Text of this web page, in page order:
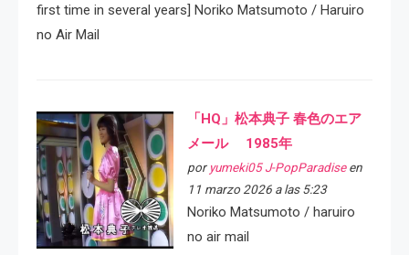
first time in several years] Noriko Matsumoto / Haruiro
no Air Mail
「HQ」松本典子 春色のエア
メール 1985年
por yumeki05 J-PopParadiseen
11 marzo 2026 a las 5:23
Noriko Matsumoto / haruiro
no air mail